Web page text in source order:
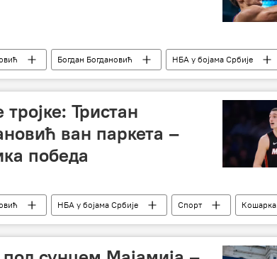
Богдан Богдановић
НБА у бојама Србије
Тристан
ван паркета –
победа
НБА у бојама Србије Спорт Кошарка